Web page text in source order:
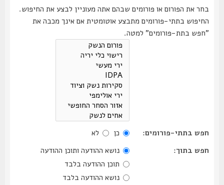
בחר את הפורום או פורומים שבהם אתה מעוניין לבצע את החיפוש.
החיפוש בתתי-פורומים מתבצע אוטומטית אם אינך מכבה את
"חפש בתת-פורומים" למטה.
חפש בתתי-פורומים: כן
לא
חפש בתוך:
נושא ההודעה ותוכן ההודעה
תוכן ההודעה בלבד
נושא ההודעה בלבד